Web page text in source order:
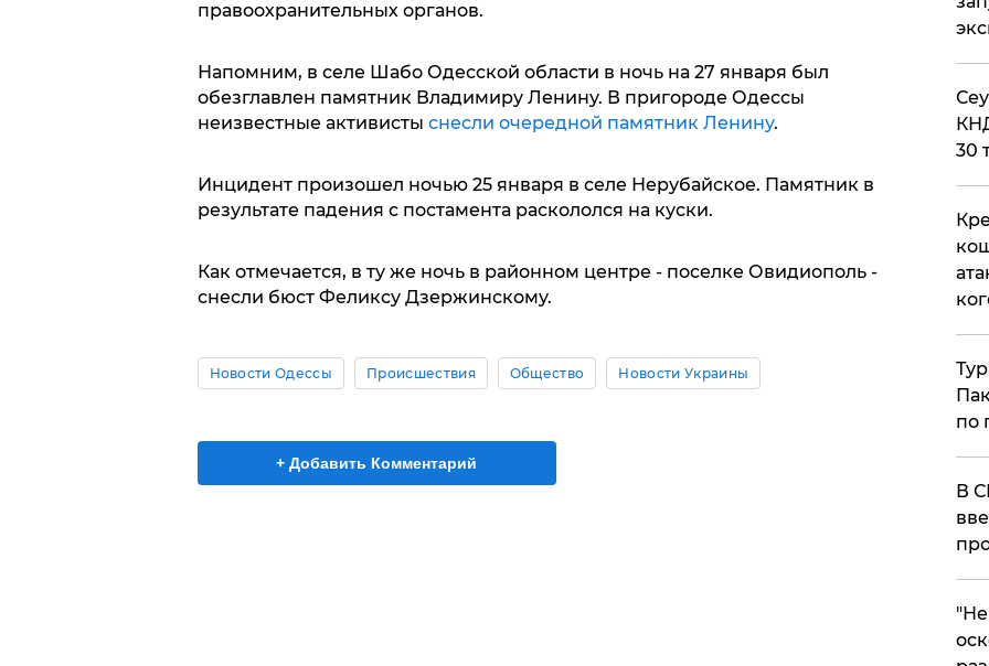
правоохранительных органов.
Напомним, в селе Шабо Одесской области в ночь на 27 января был
обезглавлен памятник Владимиру Ленину. В пригороде Одессы
неизвестные активисты снесли очередной памятник Ленину.
Инцидент произошел ночью 25 января в селе Нерубайское. Памятник в
результате падения с постамента раскололся на куски.
Как отмечается, в ту же ночь в районном центре - поселке Овидиополь -
снесли бюст Феликсу Дзержинскому.
Новости Одессы Происшествия Общество Новости Украины
+ Добавить Комментарий
30
по
В